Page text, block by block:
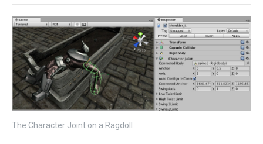
The Character Joint on a Ragdoll